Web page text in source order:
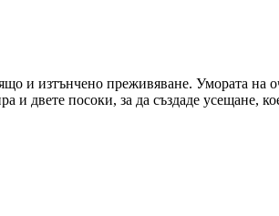
и изтънчено преживяване. Умората на
и двете посоки, за да създаде усещане,